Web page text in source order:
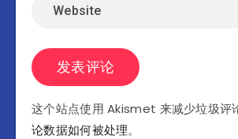
这个站点使用 Akismet 来减少垃圾评
论数据如何被处理。